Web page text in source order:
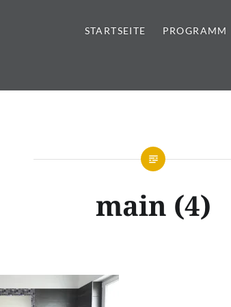
| Sanitär |
STARTSEITE PROGRAMM
main (4)